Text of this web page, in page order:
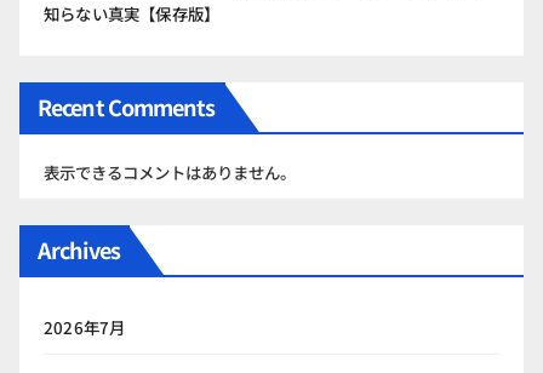
知らない真実【保存版】
Recent Comments
表示できるコメントはありません。
Archives
2026年7月